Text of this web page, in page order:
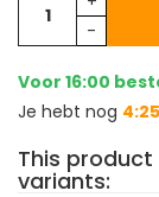
-
Voor 16:00
Je hebt nog
This
variants: